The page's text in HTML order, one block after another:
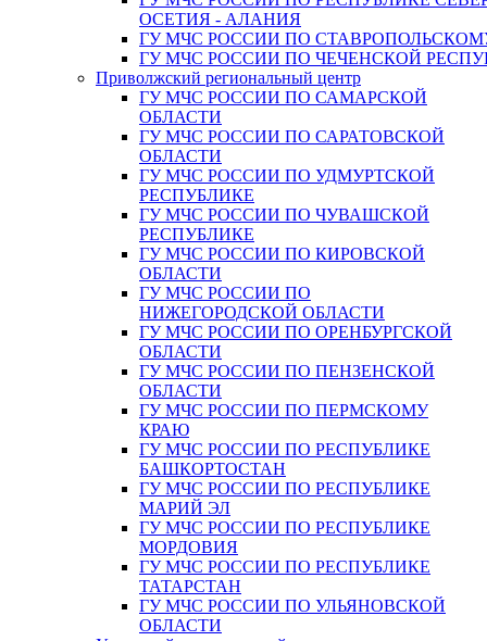
ОСЕТИЯ - АЛАНИЯ
ГУ МЧС РОССИИ ПО
ГУ МЧС РОССИИ ПО ЧЕЧЕНСКОЙ
Приволжский региональный центр
ГУ МЧС РОССИИ ПО САМАРСКОЙ
ОБЛАСТИ
ГУ МЧС РОССИИ ПО САРАТОВСКОЙ
ОБЛАСТИ
ГУ МЧС РОССИИ ПО УДМУРТСКОЙ
РЕСПУБЛИКЕ
ГУ МЧС РОССИИ ПО ЧУВАШСКОЙ
РЕСПУБЛИКЕ
ГУ МЧС РОССИИ ПО КИРОВСКОЙ
ОБЛАСТИ
ГУ МЧС РОССИИ ПО
НИЖЕГОРОДСКОЙ ОБЛАСТИ
ГУ МЧС РОССИИ ПО ОРЕНБУРГСКОЙ
ОБЛАСТИ
ГУ МЧС РОССИИ ПО ПЕНЗЕНСКОЙ
ОБЛАСТИ
ГУ МЧС РОССИИ ПО ПЕРМСКОМУ
КРАЮ
ГУ МЧС РОССИИ ПО РЕСПУБЛИКЕ
БАШКОРТОСТАН
ГУ МЧС РОССИИ ПО РЕСПУБЛИКЕ
МАРИЙ ЭЛ
ГУ МЧС РОССИИ ПО РЕСПУБЛИКЕ
МОРДОВИЯ
ГУ МЧС РОССИИ ПО РЕСПУБЛИКЕ
ТАТАРСТАН
ГУ МЧС РОССИИ ПО УЛЬЯНОВСКОЙ
ОБЛАСТИ